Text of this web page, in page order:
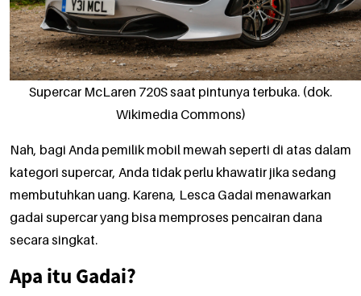
Supercar McLaren 720S saat pintunya terbuka. (dok.
Wikimedia Commons)
Nah, bagi Anda pemilik mobil mewah seperti di atas dalam
kategori supercar, Anda tidak perlu khawatir jika sedang
membutuhkan uang. Karena, Lesca Gadai menawarkan
gadai supercar yang bisa memproses pencairan dana
secara singkat.
Apa itu Gadai?